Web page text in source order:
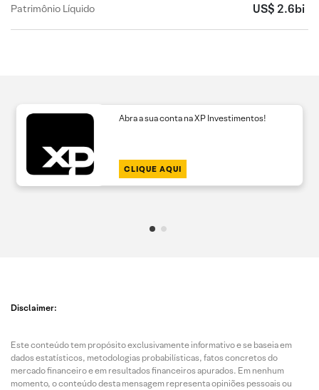
Patrimônio Líquido US$ 2.6bi
Abra a sua conta na XP Investimentos!
CLIQUE AQUI
Disclaimer:
Este conteúdo tem propósito exclusivamente informativo e se baseia em
dados estatísticos, metodologias probabilísticas, fatos concretos do
mercado financeiro e em resultados financeiros apurados. Em nenhum
momento, o conteúdo desta mensagem representa opiniões pessoais ou